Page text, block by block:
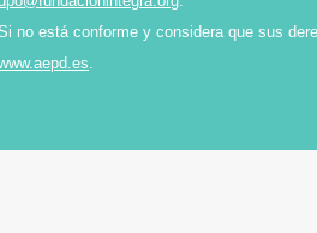
no está conforme y considera que sus